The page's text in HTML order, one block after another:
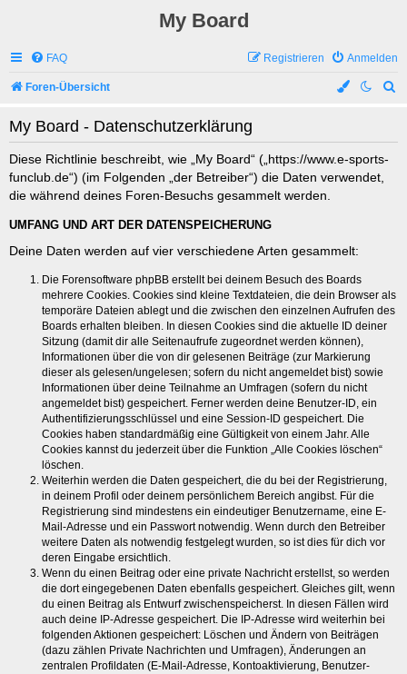
My Board
FAQ Anmelden
Registrieren
Foren-Übersicht
My Board - Datenschutzerklärung
Diese Richtlinie beschreibt, wie „My Board“ („https://www.e-sports-
funclub.de“) (im Folgenden „der Betreiber“) die Daten verwendet,
die während deines Foren-Besuchs gesammelt werden.
UMFANG UND ART DER DATENSPEICHERUNG
Deine Daten werden auf vier verschiedene Arten gesammelt:
Die Forensoftware phpBB erstellt bei deinem Besuch des Boards
mehrere Cookies. Cookies sind kleine Textdateien, die dein Browser als
temporäre Dateien ablegt und die zwischen den einzelnen Aufrufen des
Boards erhalten bleiben. In diesen Cookies sind die aktuelle ID deiner
Sitzung (damit dir alle Seitenaufrufe zugeordnet werden können),
Informationen über die von dir gelesenen Beiträge (zur Markierung
dieser als gelesen/ungelesen; sofern du nicht angemeldet bist) sowie
Informationen über deine Teilnahme an Umfragen (sofern du nicht
angemeldet bist) gespeichert. Ferner werden deine Benutzer-ID, ein
Authentifizierungsschlüssel und eine Session-ID gespeichert. Die
Cookies haben standardmäßig eine Gültigkeit von einem Jahr. Alle
Cookies kannst du jederzeit über die Funktion „Alle Cookies löschen“
löschen.
Weiterhin werden die Daten gespeichert, die du bei der Registrierung,
in deinem Profil oder deinem persönlichem Bereich angibst. Für die
Registrierung sind mindestens ein eindeutiger Benutzername, eine E-
Mail-Adresse und ein Passwort notwendig. Wenn durch den Betreiber
weitere Daten als notwendig festgelegt wurden, so ist dies für dich vor
deren Eingabe ersichtlich.
Wenn du einen Beitrag oder eine private Nachricht erstellst, so werden
die dort eingegebenen Daten ebenfalls gespeichert. Gleiches gilt, wenn
du einen Beitrag als Entwurf zwischenspeicherst. In diesen Fällen wird
auch deine IP-Adresse gespeichert. Die IP-Adresse wird weiterhin bei
folgenden Aktionen gespeichert: Löschen und Ändern von Beiträgen
(dazu zählen Private Nachrichten und Umfragen), Änderungen an
zentralen Profildaten (E-Mail-Adresse, Kontoaktivierung, Benutzer-